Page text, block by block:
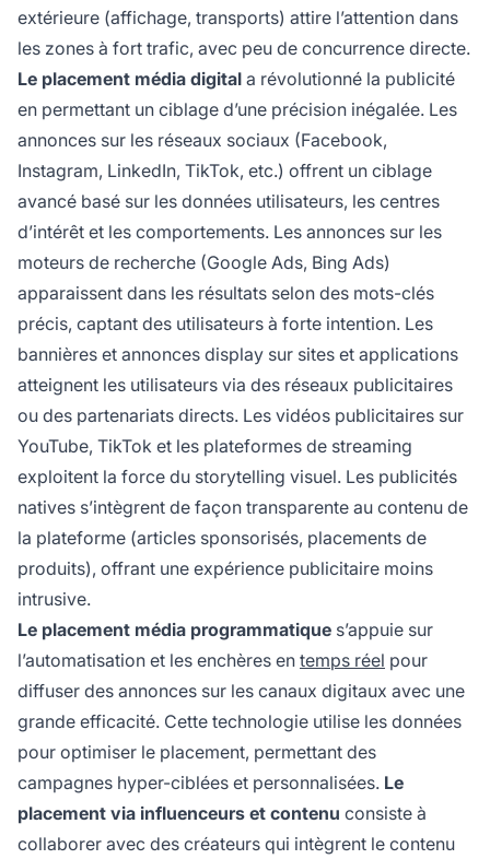
extérieure (affichage, transports) attire l’attention dans
les zones à fort trafic, avec peu de concurrence directe.
Le placement média digital a révolutionné la publicité
en permettant un ciblage d’une précision inégalée. Les
annonces sur les réseaux sociaux (Facebook,
Instagram, LinkedIn, TikTok, etc.) offrent un ciblage
avancé basé sur les données utilisateurs, les centres
d’intérêt et les comportements. Les annonces sur les
moteurs de recherche (Google Ads, Bing Ads)
apparaissent dans les résultats selon des mots-clés
précis, captant des utilisateurs à forte intention. Les
bannières et annonces display sur sites et applications
atteignent les utilisateurs via des réseaux publicitaires
ou des partenariats directs. Les vidéos publicitaires sur
YouTube, TikTok et les plateformes de streaming
exploitent la force du storytelling visuel. Les publicités
natives s’intègrent de façon transparente au contenu de
la plateforme (articles sponsorisés, placements de
produits), offrant une expérience publicitaire moins
intrusive.
Le placement média programmatique s’appuie sur
l’automatisation et les enchères en temps réel pour
diffuser des annonces sur les canaux digitaux avec une
grande efficacité. Cette technologie utilise les données
pour optimiser le placement, permettant des
campagnes hyper-ciblées et personnalisées. Le
placement via influenceurs et contenu consiste à
collaborer avec des créateurs qui intègrent le contenu